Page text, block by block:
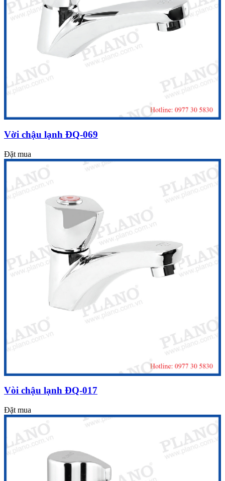
Vời chậu lạnh ĐQ-069
Đặt mua
Vòi chậu lạnh ĐQ-017
Đặt mua